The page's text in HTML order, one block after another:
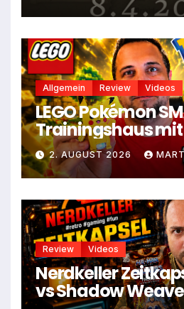
Allgemein Review Videos
LEGO Pokémon
Trainingshaus
2. AUGUST 2026
Review Videos
Nerdkeller
vs Shadow